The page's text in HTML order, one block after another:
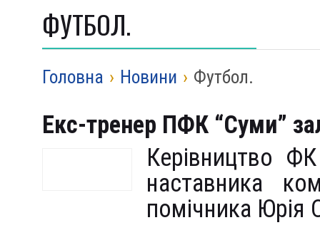
ФУТБОЛ.
Головна › Новини › Футбол.
Екс-тренер ПФК “Суми”
Керівництво ФК
наставника
помічника Юрія